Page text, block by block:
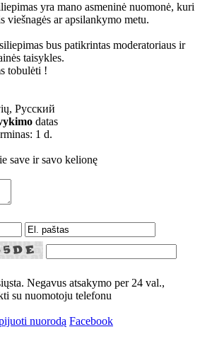
yra mano asmeninė nuomonė, kuri
viešnagės ar apsilankymo metu.
bus patikrintas moderatoriaus ir
taisykles.
tobulėti !
Русский
datas
1 d.
save ir savo kelionę
Negavus atsakymo per 24 val.,
su nuomotoju telefonu
nuorodą Facebook